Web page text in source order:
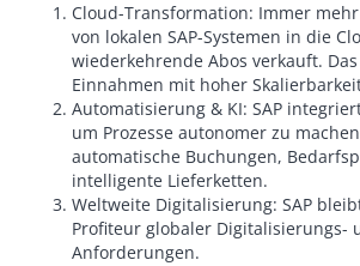
Cloud-Transformation: Immer
von lokalen SAP-Systemen in die
wiederkehrende Abos verkauft.
Einnahmen mit hoher
Automatisierung & KI: SAP
um Prozesse autonomer zu
automatische Buchungen,
intelligente Lieferketten.
Weltweite Digitalisierung: SAP
Profiteur globaler Digitalisierungs-
Anforderungen.